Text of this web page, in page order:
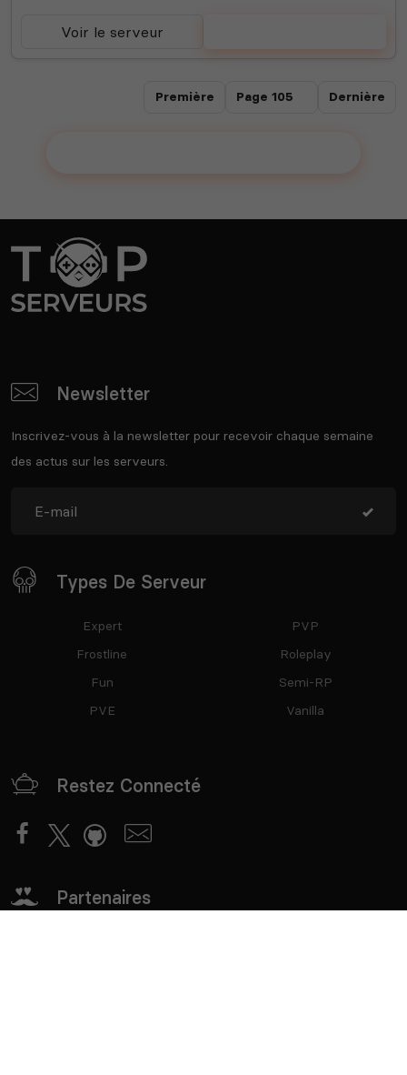
Voir le serveur
Première Dernière
Newsletter
Inscrivez-vous à la newsletter pour recevoir chaque semaine
des actus sur les serveurs.
Types De Serveur
Expert
Frostline
Fun
PVE
PVP
Roleplay
Semi-RP
Vanilla
Restez Connecté
Partenaires